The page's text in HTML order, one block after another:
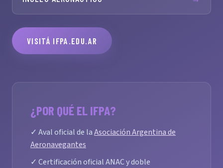
VISITÁ IFPA.EDU.AR
¿POR QUÉ EL IFPA?
✓ Aval oficial de laAsociación Argentina de
Aeronavegantes
✓ Certificación oficial ANAC y doble